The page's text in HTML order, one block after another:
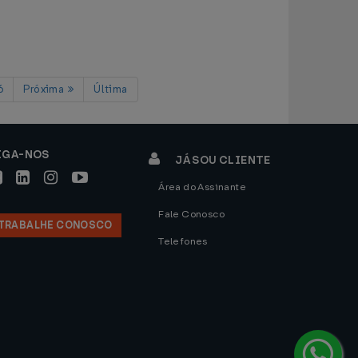
Próxima Última
NOS
CONOSCO
JÁ SOU CLIENTE
Área do Assinante
Fale Conosco
Telefones